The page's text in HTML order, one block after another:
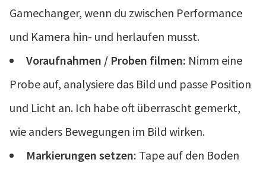
Gamechanger, wenn du zwischen Performance
und Kamera hin- und herlaufen musst.
Voraufnahmen / Proben filmen: Nimm eine
Probe auf, analysiere das Bild und passe Position
und Licht an. Ich habe oft überrascht gemerkt,
wie anders Bewegungen im Bild wirken.
Markierungen setzen: Tape auf den Boden